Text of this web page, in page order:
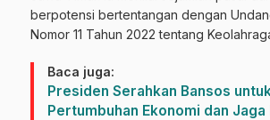
berpotensi bertentangan dengan
Nomor 11 Tahun 2022 tentang
Baca juga:
Presiden Serahkan Bansos
Pertumbuhan Ekonomi dan Jaga